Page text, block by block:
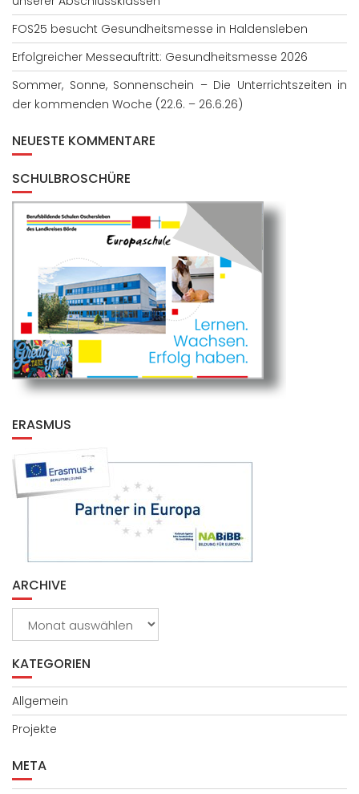
FOS25 besucht Gesundheitsmesse in Haldensleben
Erfolgreicher Messeauftritt: Gesundheitsmesse 2026
Sommer, Sonne, Sonnenschein – Die Unterrichtszeiten in
der kommenden Woche (22.6. – 26.6.26)
NEUESTE KOMMENTARE
SCHULBROSCHÜRE
ERASMUS
ARCHIVE
KATEGORIEN
Allgemein
Projekte
META